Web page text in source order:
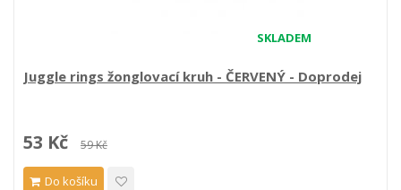
SKLADEM
Juggle rings žonglovací kruh - ČERVENÝ - Doprodej
53 Kč 59 Kč
Do košíku